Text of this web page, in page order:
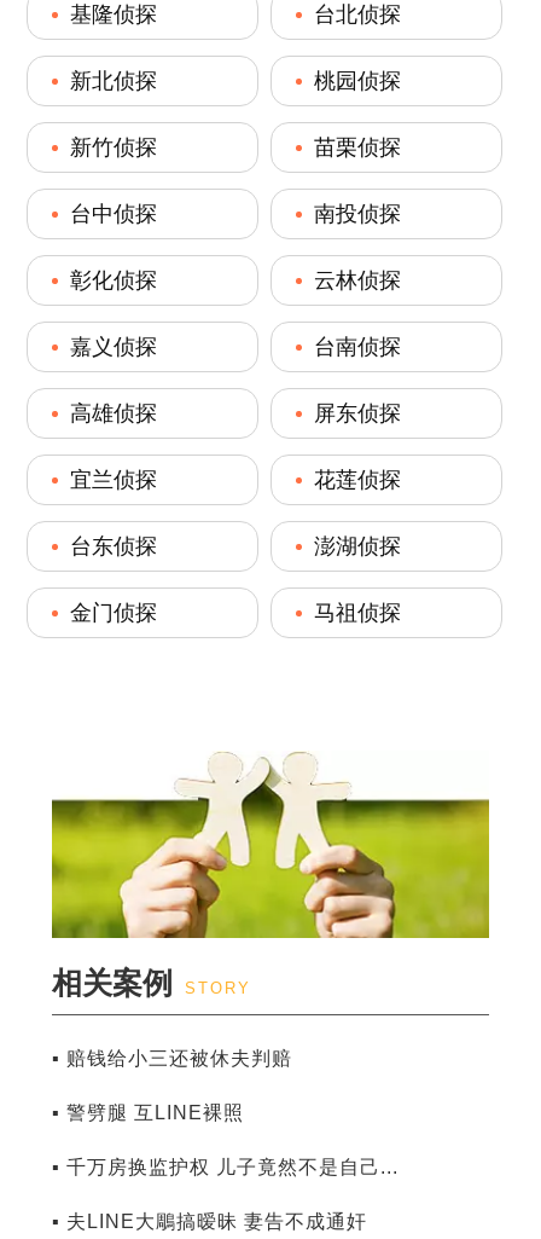
基隆侦探 台北侦探
新北侦探 桃园侦探
新竹侦探 苗栗侦探
台中侦探 南投侦探
彰化侦探 云林侦探
嘉义侦探 台南侦探
高雄侦探 屏东侦探
宜兰侦探 花莲侦探
台东侦探 澎湖侦探
金门侦探 马祖侦探
相关案例 STORY
▪ 赔钱给小三还被休夫判赔
▪ 警劈腿 互LINE裸照
▪ 千万房换监护权 儿子竟然不是自己...
▪ 夫LINE大鵰搞暧昧 妻告不成通奸